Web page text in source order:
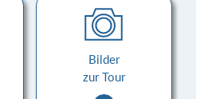
Bilder
zur Tour